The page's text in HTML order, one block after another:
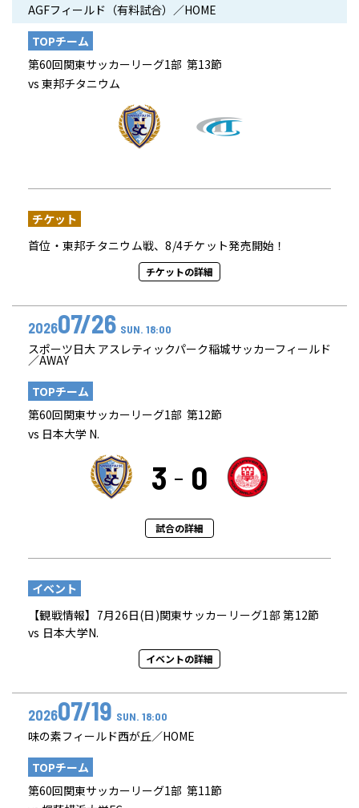
AGFフィールド（有料試合）／HOME
TOPチーム
第60回関東サッカーリーグ1部 第13節
vs 東邦チタニウム
チケット
首位・東邦チタニウム戦、8/4チケット発売開始！
チケットの詳細
202607/26 SUN. 18:00
スポーツ日大 アスレティックパーク稲城サッカーフィールド
／AWAY
TOPチーム
第60回関東サッカーリーグ1部 第12節
vs 日本大学 N.
3 0
試合の詳細
イベント
【観戦情報】7月26日(日)関東サッカーリーグ1部 第12節
vs 日本大学N.
イベントの詳細
202607/19 SUN. 18:00
味の素フィールド西が丘／HOME
TOPチーム
第60回関東サッカーリーグ1部 第11節